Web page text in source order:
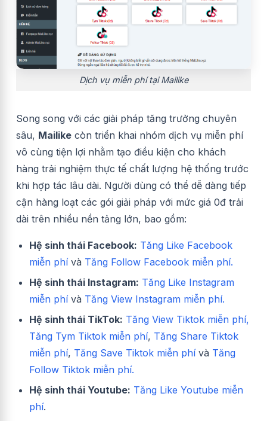
Dịch vụ miễn phí tại Mailike
Song song với các giải pháp tăng trưởng chuyên
sâu, Mailike còn triển khai nhóm dịch vụ miễn phí
vô cùng tiện lợi nhằm tạo điều kiện cho khách
hàng trải nghiệm thực tế chất lượng hệ thống trước
khi hợp tác lâu dài. Người dùng có thể dễ dàng tiếp
cận hàng loạt các gói giải pháp với mức giá 0đ trải
dài trên nhiều nền tảng lớn, bao gồm:
Hệ sinh thái Facebook: Tăng Like Facebook
miễn phívà Tăng Follow Facebook miễn phí.
Hệ sinh thái Instagram: Tăng Like Instagram
miễn phívà Tăng View Instagram miễn phí.
Hệ sinh thái TikTok: Tăng View Tiktok miễn phí,
Tăng Tym Tiktok miễn phí, Tăng Share Tiktok
miễn phí, Tăng Save Tiktok miễn phívà Tăng
Follow Tiktok miễn phí.
Hệ sinh thái Youtube: Tăng Like Youtube miễn
phí.